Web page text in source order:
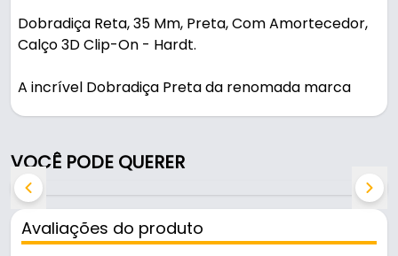
Dobradiça Reta, 35 Mm, Preta, Com Amortecedor,
Calço 3D Clip-On - Hardt.
A incrível Dobradiça Preta da renomada marca
projetos de marcenaria e instalações de móveis.
Este produto é cuidadosamente projetado para
oferecer um desempenho superior, garantindo um
funcionamento suave e eficiente por muitos anos.
Feita de aço de alta resistência e com acabamento
VOCÊ PODE QUERER
Avaliações do produto